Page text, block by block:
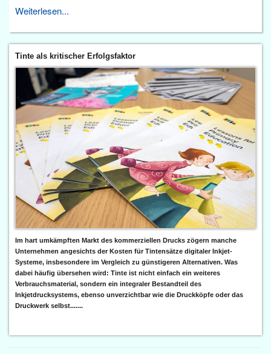
Weiterlesen...
Tinte als kritischer Erfolgsfaktor
Im hart umkämpften Markt des kommerziellen Drucks zögern manche
Unternehmen angesichts der Kosten für Tintensätze digitaler Inkjet-
Systeme, insbesondere im Vergleich zu günstigeren Alternativen. Was
dabei häufig übersehen wird: Tinte ist nicht einfach ein weiteres
Verbrauchsmaterial, sondern ein integraler Bestandteil des
Inkjetdrucksystems, ebenso unverzichtbar wie die Druckköpfe oder das
Druckwerk selbst.......